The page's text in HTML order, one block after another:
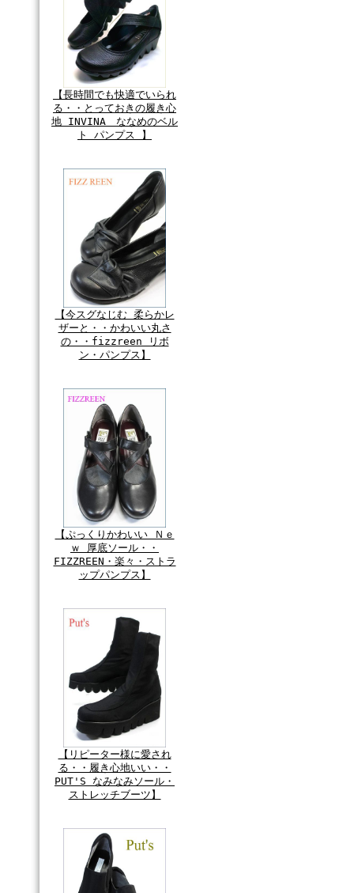
【長時間でも快適でいられ
る・・とっておきの履き心
地 INVINA ななめのベル
ト パンプス 】
【今スグなじむ 柔らかレ
ザーと・・かわいい丸さ
の・・fizzreen リボ
ン・パンプス】
【ぷっくりかわいい Ｎｅ
ｗ 厚底ソール・・
FIZZREEN・楽々・ストラ
ップパンプス】
【リピーター様に愛され
る・・履き心地いい・・
PUT'S なみなみソール・
ストレッチブーツ】